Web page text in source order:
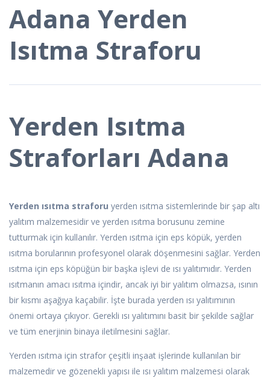
Adana Yerden
Isıtma Straforu
Yerden Isıtma
Straforları Adana
Yerden ısıtma straforu yerden ısıtma sistemlerinde bir şap altı
yalıtım malzemesidir ve yerden ısıtma borusunu zemine
tutturmak için kullanılır. Yerden ısıtma için eps köpük, yerden
ısıtma borularının profesyonel olarak döşenmesini sağlar. Yerden
ısıtma için eps köpüğün bir başka işlevi de ısı yalıtımıdır. Yerden
ısıtmanın amacı ısıtma içindir, ancak iyi bir yalıtım olmazsa, ısının
bir kısmı aşağıya kaçabilir. İşte burada yerden ısı yalıtımının
önemi ortaya çıkıyor. Gerekli ısı yalıtımını basit bir şekilde sağlar
ve tüm enerjinin binaya iletilmesini sağlar.
Yerden ısıtma için strafor çeşitli inşaat işlerinde kullanılan bir
malzemedir ve gözenekli yapısı ile ısı yalıtım malzemesi olarak